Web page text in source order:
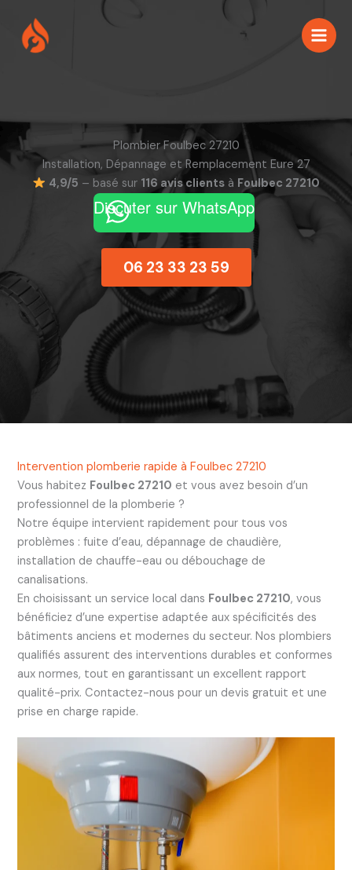
contenu
Plombier Foulbec 27210
Installation, Dépannage et Remplacement Eure 27
4,9/5 – basé sur 116 avis clientsà Foulbec 27210
Discuter sur WhatsApp
06 23 33 23 59
Intervention plomberie rapide à Foulbec 27210
Vous habitez Foulbec 27210 et vous avez besoin d’un
professionnel de la plomberie ?
Notre équipe intervient rapidement pour tous vos
problèmes : fuite d’eau, dépannage de chaudière,
installation de chauffe-eau ou débouchage de
canalisations.
En choisissant un service local dans Foulbec 27210, vous
bénéficiez d’une expertise adaptée aux spécificités des
bâtiments anciens et modernes du secteur. Nos plombiers
qualifiés assurent des interventions durables et conformes
aux normes, tout en garantissant un excellent rapport
qualité-prix. Contactez-nous pour un devis gratuit et une
prise en charge rapide.